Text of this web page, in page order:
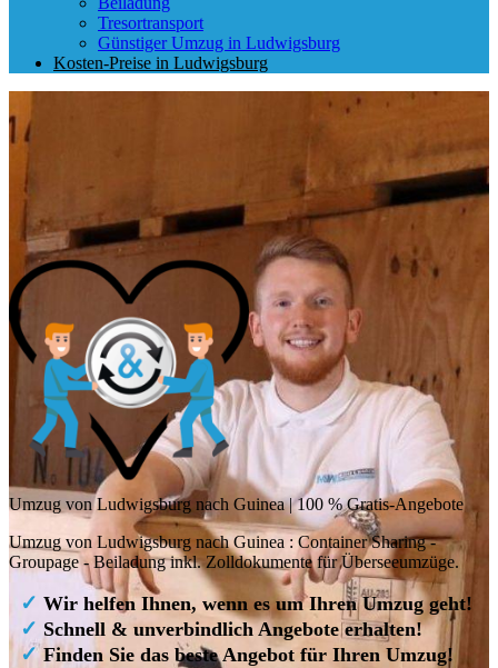
Tresortransport
Günstiger Umzug in Ludwigsburg
Kosten-Preise in Ludwigsburg
Umzug von Ludwigsburg nach Guinea | 100 % Gratis-Angebote
Umzug von Ludwigsburg nach Guinea : Container Sharing -
Groupage - Beiladung inkl. Zolldokumente für Überseeumzüge.
✓ Wir helfen Ihnen, wenn es um Ihren Umzug geht!
✓ Schnell & unverbindlich Angebote erhalten!
✓ Finden Sie das beste Angebot für Ihren Umzug!